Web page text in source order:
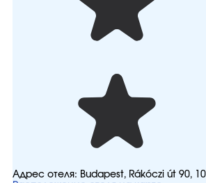
Адрес отеля: Budapest, Rákóczi út 90,